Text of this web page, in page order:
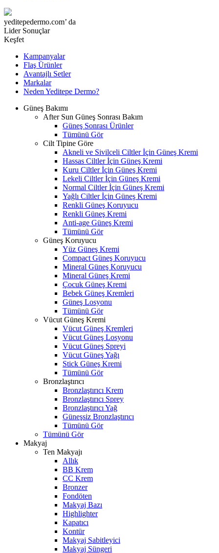
yeditepedermo.com’ da
Lider Sonuçlar
Keşfet
Kampanyalar
Flaş Ürünler
Avantajlı Setler
Markalar
Neden Yeditepe Dermo?
Güneş Bakımı
After Sun Güneş Sonrası Bakım
Güneş Sonrası Ürünler
Tümünü Gör
Cilt Tipine Göre
Akneli ve Sivilceli Ciltler İçin Güneş Kremi
Hassas Ciltler İçin Güneş Kremi
Kuru Ciltler İçin Güneş Kremi
Lekeli Ciltler İçin Güneş Kremi
Normal Ciltler İçin Güneş Kremi
Yağlı Ciltler İçin Güneş Kremi
Renkli Güneş Koruyucu
Renkli Güneş Kremi
Anti-age Güneş Kremi
Tümünü Gör
Güneş Koruyucu
Yüz Güneş Kremi
Compact Güneş Koruyucu
Mineral Güneş Koruyucu
Mineral Güneş Kremi
Çocuk Güneş Kremi
Bebek Güneş Kremleri
Güneş Losyonu
Tümünü Gör
Vücut Güneş Kremi
Vücut Güneş Kremleri
Vücut Güneş Losyonu
Vücut Güneş Spreyi
Vücut Güneş Yağı
Stick Güneş Kremi
Tümünü Gör
Bronzlaştırıcı
Bronzlaştırıcı Krem
Bronzlaştırıcı Sprey
Bronzlaştırıcı Yağ
Güneşsiz Bronzlaştırıcı
Tümünü Gör
Tümünü Gör
Makyaj
Ten Makyajı
Allık
BB Krem
CC Krem
Bronzer
Fondöten
Makyaj Bazı
Highlighter
Kapatıcı
Kontür
Makyaj Sabitleyici
Makyaj Süngeri